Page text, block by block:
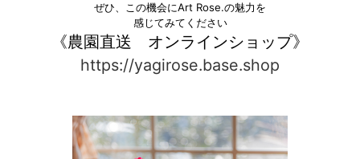
ぜひ、この機会にArt Rose.の魅力を
感じてみてください
《農園直送 オンラインショップ》
https://yagirose.base.shop